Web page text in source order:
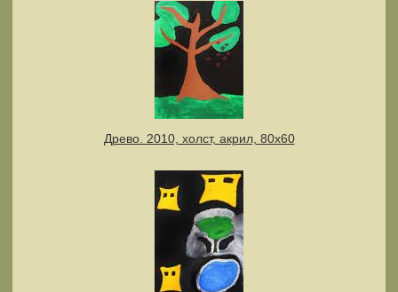
Древо. 2010, холст, акрил, 80х60